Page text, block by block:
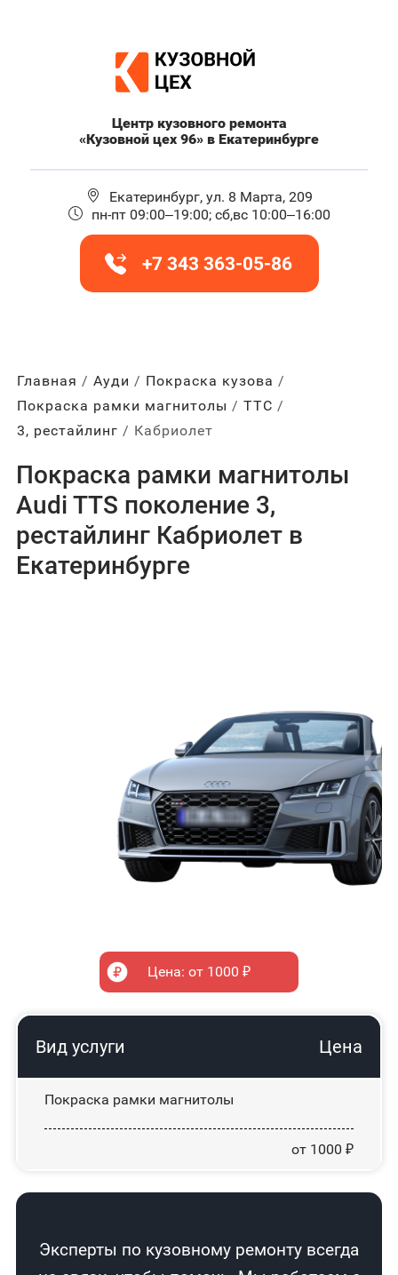
Центр кузовного ремонта
«Кузовной цех 96» в Екатеринбурге
Екатеринбург, ул. 8 Марта, 209
пн-пт 09:00–19:00; сб,вс 10:00–16:00
+7 343 363-05-86
Главная Ауди
Покраска кузова
Покраска рамки магнитолы
ТТС
3, рестайлинг
Кабриолет
Покраска рамки магнитолы
Audi TTS поколение 3,
рестайлинг Кабриолет в
Екатеринбурге
Цена: от 1000 ₽
Вид услуги Цена
Покраска рамки магнитолы
от 1000 ₽
Эксперты по кузовному ремонту всегда